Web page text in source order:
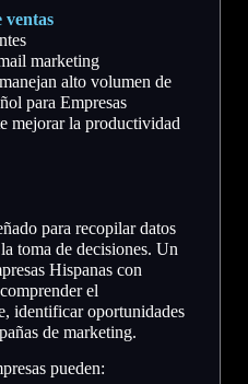
ventas
marketing
alto volumen de
para Empresas
mejorar la productividad
para recopilar datos
toma de decisiones. Un
Hispanas con
el
identificar oportunidades
de marketing.
pueden: